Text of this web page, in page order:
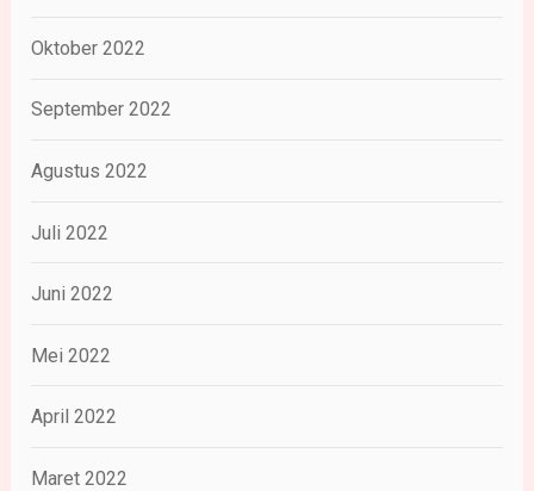
Oktober 2022
September 2022
Agustus 2022
Juli 2022
Juni 2022
Mei 2022
April 2022
Maret 2022